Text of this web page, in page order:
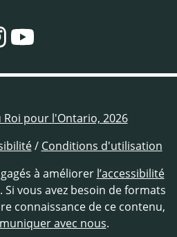
pour l'Ontario, 2026
/ Conditions d'utilisation
à améliorer l’accessibilité
. Si vous avez besoin de formats
connaissance de ce contenu,
avec nous.